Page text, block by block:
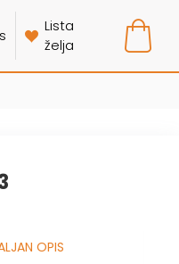
Lista
želja
OPIS